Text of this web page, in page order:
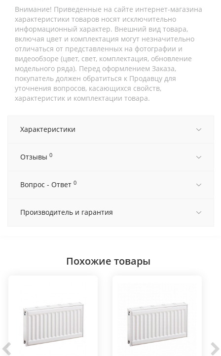
Внимание! Приведенные на сайте интернет-магазина
характеристики товаров носят исключительно
информационный характер. Внешний вид товара,
включая цвет и комплектация могут незначительно
отличаться от представленных на фотографии и
видеообзоре (цвет, свет, комплектация, обновление
модельного ряда). Перед оформлением Заказа,
покупатель должен обратиться к Продавцу для
уточнения вопросов, касающихся свойств,
характеристик и комплектации товара.
Характеристики
Отзывы 0
Вопрос - Ответ 0
Производитель и гарантия
Похожие товары